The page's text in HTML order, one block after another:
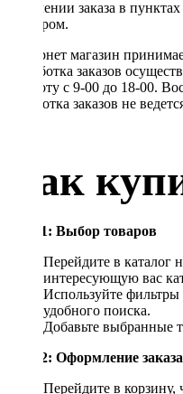
получении заказа в
курьером.
Интернет магазин
Обработка заказов
Субботу с 9-00 до 18-00.
обработка заказов не
Как
Шаг 1: Выбор товаров
Перейдите в каталог
интересующую вас
Используйте
удобного поиска.
Добавьте выбранные
Шаг 2: Оформление заказа
Перейдите в